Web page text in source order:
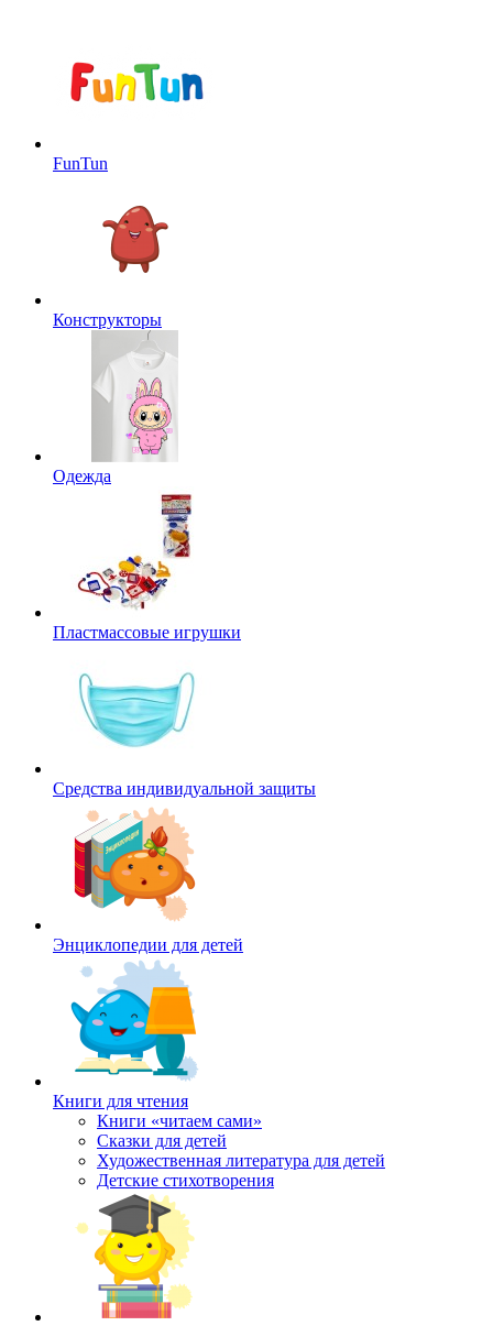
FunTun
Конструкторы
Одежда
Пластмассовые игрушки
Средства индивидуальной защиты
Энциклопедии для детей
Книги для чтения
Книги «читаем сами»
Сказки для детей
Художественная литература для детей
Детские стихотворения